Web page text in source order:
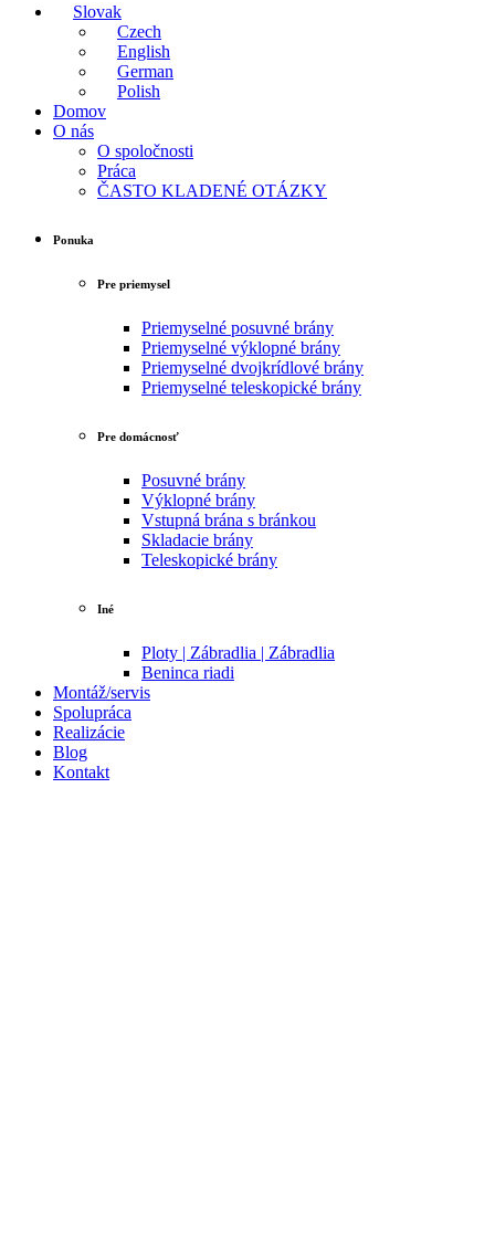
Slovak
Czech
English
German
Polish
Domov
O nás
O spoločnosti
Práca
ČASTO KLADENÉ OTÁZKY
Ponuka
Pre priemysel
Priemyselné posuvné brány
Priemyselné výklopné brány
Priemyselné dvojkrídlové brány
Priemyselné teleskopické brány
Pre domácnosť
Posuvné brány
Výklopné brány
Vstupná brána s bránkou
Skladacie brány
Teleskopické brány
Iné
Ploty | Zábradlia | Zábradlia
Beninca riadi
Montáž/servis
Spolupráca
Realizácie
Blog
Kontakt